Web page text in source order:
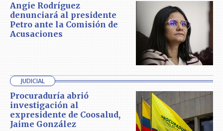
Angie Rodríguez
denunciará al presidente
Petro ante la Comisión de
Acusaciones
JUDICIAL
Procuraduría abrió
investigación al
expresidente de Coosalud,
Jaime González